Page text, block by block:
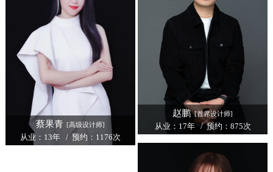
蔡果青 [高级设计师]
从业：13年 / 预约：1176次
赵鹏 [首席设计师]
从业：17年 / 预约：875次